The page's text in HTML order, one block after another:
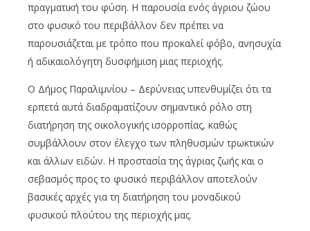
πραγματική του φύση. Η παρουσία ενός άγριου ζώου
στο φυσικό του περιβάλλον δεν πρέπει να
παρουσιάζεται με τρόπο που προκαλεί φόβο, ανησυχία
ή αδικαιολόγητη δυσφήμιση μιας περιοχής.
Ο Δήμος Παραλιμνίου – Δερύνειας υπενθυμίζει ότι τα
ερπετά αυτά διαδραματίζουν σημαντικό ρόλο στη
διατήρηση της οικολογικής ισορροπίας, καθώς
συμβάλλουν στον έλεγχο των πληθυσμών τρωκτικών
και άλλων ειδών. Η προστασία της άγριας ζωής και ο
σεβασμός προς το φυσικό περιβάλλον αποτελούν
βασικές αρχές για τη διατήρηση του μοναδικού
φυσικού πλούτου της περιοχής μας.